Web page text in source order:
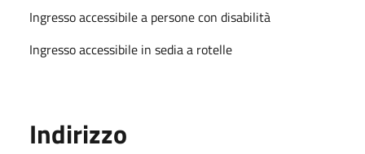
Ingresso accessibile a persone con disabilità
Ingresso accessibile in sedia a rotelle
Indirizzo